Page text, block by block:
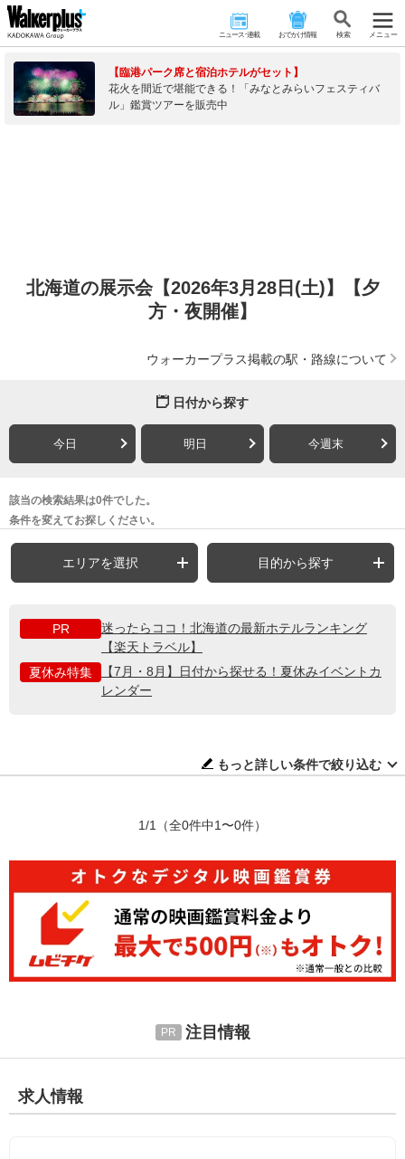
ニュース･連載 おでかけ情報 検 索 メニュー
【臨港パーク席と宿泊ホテルがセット】
花火を間近で堪能できる！「みなとみらいフェスティバ
ル」鑑賞ツアーを販売中
北海道の展示会【2026年3月28日(土)】【夕
方・夜開催】
ウォーカープラス掲載の駅・路線について
日付から探す
今日 明日 今週末
該当の検索結果は0件でした。
条件を変えてお探しください。
エリアを選択 目的から探す
PR
迷ったらココ！北海道の最新ホテルランキング
【楽天トラベル】
夏休み特集
【7月・8月】日付から探せる！夏休みイベントカ
レンダー
もっと詳しい条件で絞り込む
1/1 （全0件中1〜0件）
注目情報
求人情報